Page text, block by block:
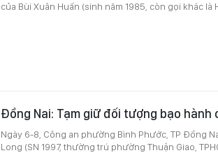
của Bùi Xuân Huấn (sinh năm 1985, còn gọi khác là
Đồng Nai: Tạm giữ đối tượng bạo hành
Ngày 6-8, Công an phường Bình Phước, TP Đồng
Long (SN 1997, thường trú phường Thuận Giao,